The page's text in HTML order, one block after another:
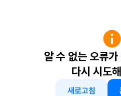
알 수 없는 오류
다시 시도
새로고침